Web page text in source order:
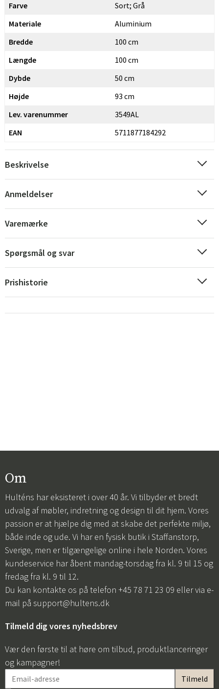
Sverige
Farve
Sort; Grå
Materiale
Aluminium
Bredde
100 cm
Længde
100 cm
Dybde
50 cm
Højde
93 cm
Lev. varenummer
3549AL
EAN
5711877184292
Beskrivelse
Anmeldelser
Varemærke
Spørgsmål og svar
Prishistorie
Om
Hulténs har eksisteret i over 40 år. Vi tilbyder et bredt
udvalg af møbler, indretning og design til dit hjem. Vores
passion er at hjælpe dig med at skabe det perfekte miljø,
både inde og ude. Vi har en fysisk butik i Staffanstorp,
Sverige, men er tilgængelige online i hele Norden. Vores
kundeservice har åbent mandag-torsdag fra kl. 9 til 15 og
fredag fra kl. 9 til 12.
Du kan kontakte os på telefon +45 78 71 23 09 eller via e-
mail på support@hultens.dk
Tilmeld dig vores nyhedsbrev
Vær den første til at høre om tilbud, produktlanceringer
og kampagner!